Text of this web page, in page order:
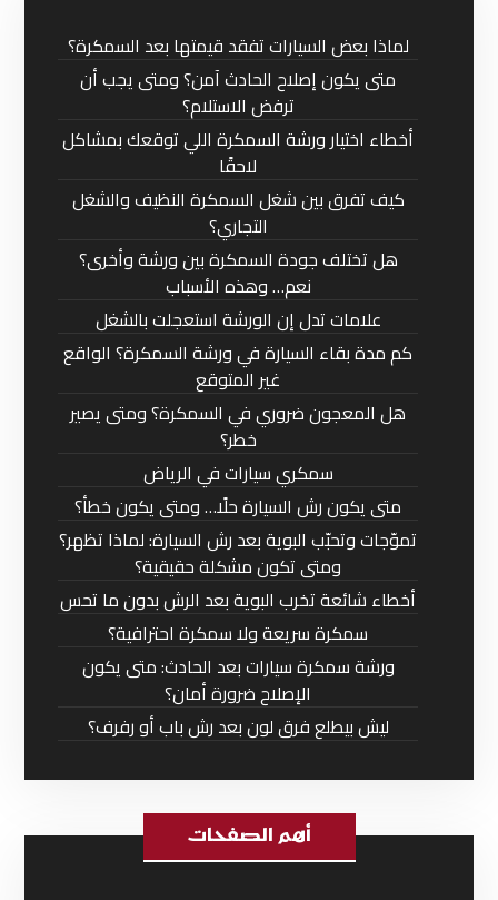
لماذا بعض السيارات تفقد قيمتها بعد السمكرة؟
متى يكون إصلاح الحادث آمن؟ ومتى يجب أن
ترفض الاستلام؟
أخطاء اختيار ورشة السمكرة اللي توقعك بمشاكل
لاحقًا
كيف تفرق بين شغل السمكرة النظيف والشغل
التجاري؟
هل تختلف جودة السمكرة بين ورشة وأخرى؟
نعم… وهذه الأسباب
علامات تدل إن الورشة استعجلت بالشغل
كم مدة بقاء السيارة في ورشة السمكرة؟ الواقع
غير المتوقع
هل المعجون ضروري في السمكرة؟ ومتى يصير
خطر؟
سمكري سيارات في الرياض
متى يكون رش السيارة حلًا… ومتى يكون خطأ؟
تموّجات وتحبّب البوية بعد رش السيارة: لماذا تظهر؟
ومتى تكون مشكلة حقيقية؟
أخطاء شائعة تخرب البوية بعد الرش بدون ما تحس
سمكرة سريعة ولا سمكرة احترافية؟
ورشة سمكرة سيارات بعد الحادث: متى يكون
الإصلاح ضرورة أمان؟
ليش بيطلع فرق لون بعد رش باب أو رفرف؟
أهم الصفحات